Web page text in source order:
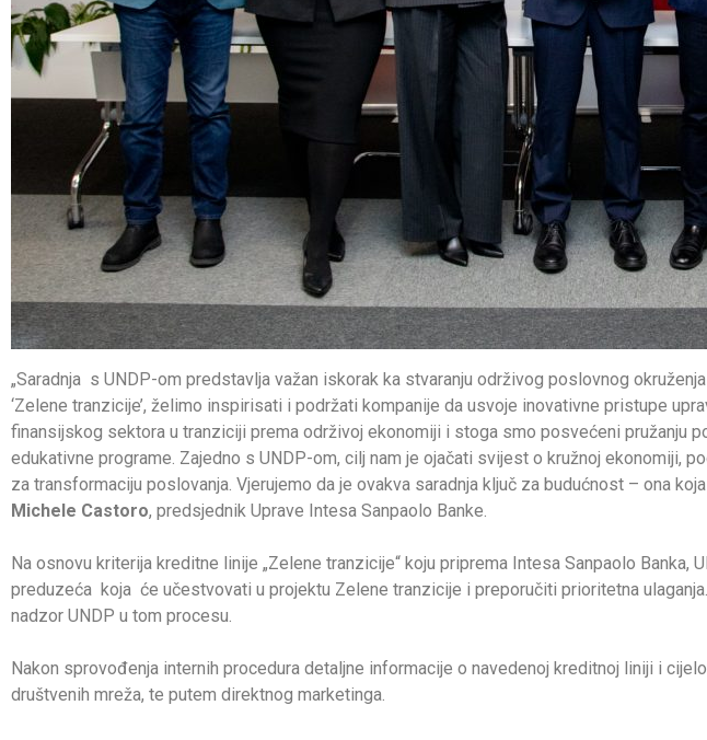
„Saradnja s UNDP-om predstavlja važan iskorak ka stvaranju održivog poslovnog
‘Zelene tranzicije’, želimo inspirisati i podržati kompanije da usvoje inovativne pristupe
finansijskog sektora u tranziciji prema održivoj ekonomiji i stoga smo posvećeni pružanju
edukativne programe. Zajedno s UNDP-om, cilj nam je ojačati svijest o kružnoj ekonomiji,
za transformaciju poslovanja. Vjerujemo da je ovakva saradnja ključ za budućnost – ona
Michele Castoro, predsjednik Uprave Intesa Sanpaolo Banke.
Na osnovu kriterija kreditne linije „Zelene tranzicije“ koju priprema Intesa Sanpaolo
preduzeća koja će učestvovati u projektu Zelene tranzicije i preporučiti prioritetna
nadzor UNDP u tom procesu.
Nakon sprovođenja internih procedura detaljne informacije o navedenoj kreditnoj liniji i
društvenih mreža, te putem direktnog marketinga.